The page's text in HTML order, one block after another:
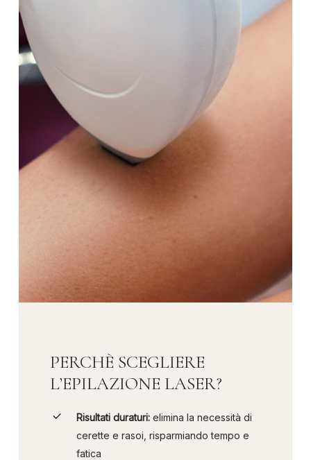
PERCHÈ SCEGLIERE
L’EPILAZIONE LASER?
Risultati duraturi:elimina la necessità di
cerette e rasoi, risparmiando tempo e
fatica